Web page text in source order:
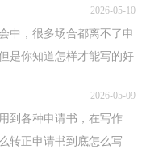
2026-05-10
中，很多场合都离不了申
是你知道怎样才能写的好
2026-05-09
到各种申请书，在写作
转正申请书到底怎么写